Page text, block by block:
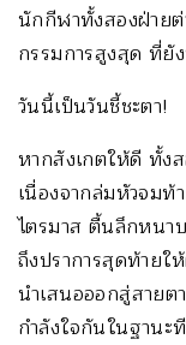
นักกีฬาทั้งสองฝ่าย
กรรมการสูงสุด ที่ยั
วันนี้เป็นวันชี้ชะตา!
หากสังเกตให้ดี ทั้ง
เนื่องจากล่มหัวจม
ไตรมาส ตื้นลึกหนาบ
ถึงปราการสุดท้ายใ
นำเสนอออกสู่สายต
กำลังใจกันในฐานะ